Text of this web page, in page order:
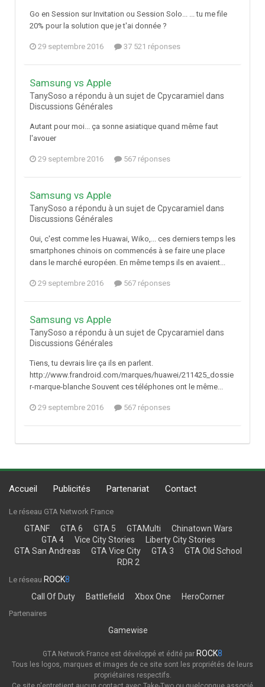
Go en Session sur Invitation ou Session Solo... ... tu me file
20% pour la solution que je t'ai donnée ?
29 septembre 2016 37 521 réponses
Samsung vs Apple
TanySoso a répondu à un sujet de Cpycaramiel dans
Discussions Générales
Autant pour moi... ça sonne asiatique quand même faut
l'avouer
29 septembre 2016 567 réponses
Samsung vs Apple
TanySoso a répondu à un sujet de Cpycaramiel dans
Discussions Générales
Oui, c'est comme les Huawai, Wiko,... ces derniers temps les
smartphones chinois on commencés à se faire une place
dans le marché européen. En même temps ils en avaient...
29 septembre 2016 567 réponses
Samsung vs Apple
TanySoso a répondu à un sujet de Cpycaramiel dans
Discussions Générales
Tiens, tu devrais lire ça ils en parlent.
http://www.frandroid.com/marques/huawei/211425_dossie
r-marque-blanche Souvent ces téléphones ont le même...
29 septembre 2016 567 réponses
Accueil Publicités Partenariat Contact
Le réseau GTA Network France
GTANF GTA 6 GTA 5 GTAMulti
Chinatown Wars
GTA 4
Vice City Stories
Liberty City Stories
GTA San Andreas
GTA Vice City GTA 3
GTA Old School
RDR 2
Le réseau ROCK8
Call Of Duty
Battlefield Xbox One HeroCorner
Partenaires
Gamewise
GTA Network France est développé et édité par ROCK8
Tous les logos, marques et images de ce site sont les propriétés de leurs
propriétaires respectifs.